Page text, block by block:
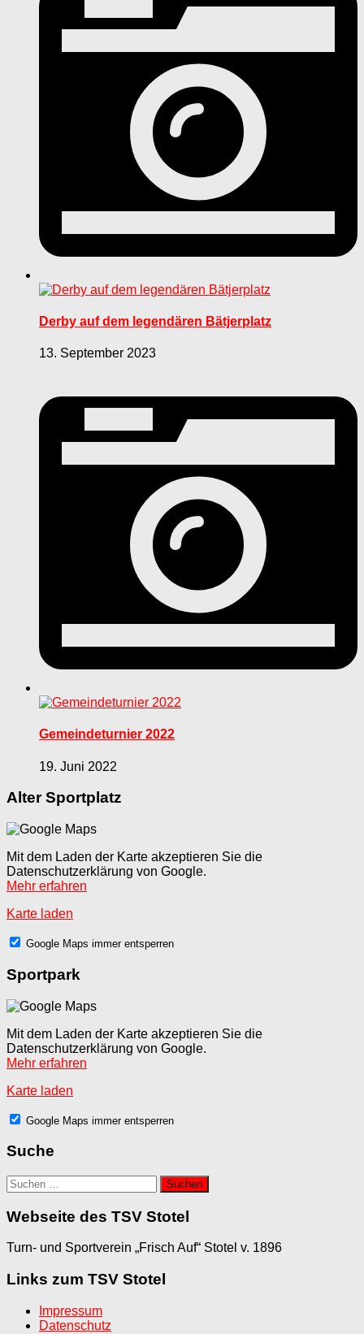
Derby auf dem legendären Bätjerplatz
13. September 2023
Gemeindeturnier 2022
19. Juni 2022
Alter Sportplatz
Mit dem Laden der Karte akzeptieren Sie die
Datenschutzerklärung von Google.
Mehr erfahren
Karte laden
Google Maps immer entsperren
Sportpark
Mit dem Laden der Karte akzeptieren Sie die
Datenschutzerklärung von Google.
Mehr erfahren
Karte laden
Google Maps immer entsperren
Suche
Suchen
nach:
Webseite des TSV Stotel
Turn- und Sportverein „Frisch Auf“ Stotel v. 1896
Links zum TSV Stotel
Impressum
Datenschutz